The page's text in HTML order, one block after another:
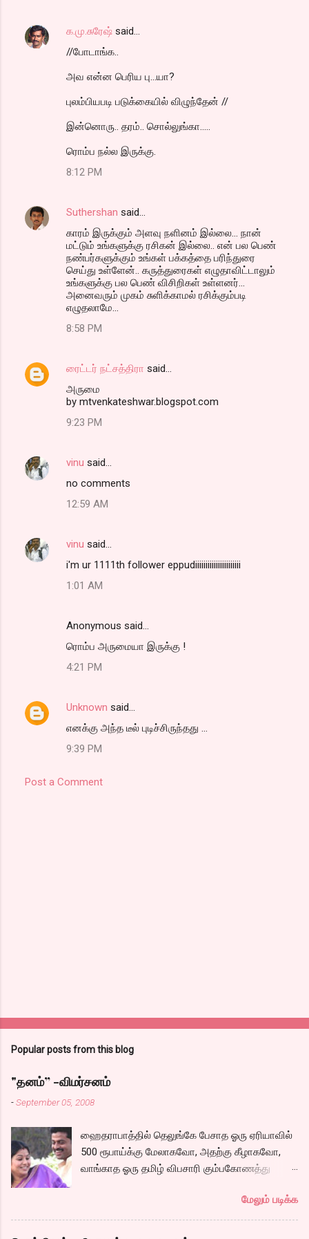
க.மு.சுரேஷ் said…
//போடாங்க..
அவ என்ன பெரிய பு...யா?
புலம்பியபடி படுக்கையில் விழுந்தேன் //
இன்னொரு.. தரம்.. சொல்லுங்கா.....
ரொம்ப நல்ல இருக்கு.
8:12 PM
Suthershan said…
காரம் இருக்கும் அளவு நளினம் இல்லை... நான்
மட்டும் உங்களுக்கு ரசிகன் இல்லை.. என் பல பெண்
நண்பர்களுக்கும் உங்கள் பக்கத்தை பரிந்துரை
செய்து உள்ளேன்.. கருத்துரைகள் எழுதாவிட்டாலும்
உங்களுக்கு பல பெண் விசிறிகள் உள்ளனர்...
அனைவரும் முகம் சுளிக்காமல் ரசிக்கும்படி
எழுதலாமே...
8:58 PM
ரைட்டர் நட்சத்திரா said…
அருமை
by mtvenkateshwar.blogspot.com
9:23 PM
vinu said…
no comments
12:59 AM
vinu said…
i'm ur 1111th follower eppudiiiiiiiiiiiiiiiiiiiiii
1:01 AM
Anonymous said…
ரொம்ப அருமையா இருக்கு !
4:21 PM
Unknown said…
எனக்கு அந்த டீல் புடிச்சிருந்தது ...
9:39 PM
Post a Comment
Popular posts from this blog
"தனம்” -விமர்சனம்
-September 05, 2008
ஹைதராபாத்தில் தெலுங்கே பேசாத ஓரு ஏரியாவில்
500 ரூபாய்க்கு மேலாகவோ, அதற்கு கீழாகவோ,
வாங்காத ஓரு தமிழ் விபசாரி கும்பகோணத்து
வாழ்கைபடுகிறாள். அவளுடய வாழ்கை எப்படி
அமைந்தது? என்ற ஓரு நல்ல லைனை , சங்கீதா
தன்னுடய இடுப்பை சுழற்றி, சுழற்றி நடப்பதை போல்
மேலும் படிக்க